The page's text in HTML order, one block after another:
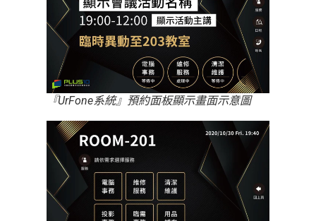
『UrFone系統』預約面板顯示畫面示意圖